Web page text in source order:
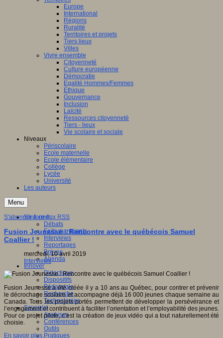
Europe
International
Régions
Ruralité
Territoires et projets
Tiers lieux
Villes
Vivre ensemble
Citoyenneté
Culture européenne
Démocratie
Egalité Hommes/Femmes
Ethique
Gouvernance
Inclusion
Laïcité
Ressources citoyenneté
Tiers - lieux
Vie scolaire et sociale
Niveaux
Périscolaire
Ecole maternelle
Ecole élémentaire
Collège
Lycée
Université
Les auteurs
Menu
S'informer
Débats
Faits marquants
Interviews
Reportages
Brèves
Agenda
Innover
Didactique
Dispositifs
Pédagogie
Recherche
Technologies
Savoir(s)
Analyses
Conférences
Outils
Pratiques
S'abonner à ce flux RSS
Fusion Jeunesse : Rencontre avec le québécois Samuel
Coallier !
mercredi, 10 avril 2019
Interviews
Fusion Jeunesse a été créée il y a 10 ans au Québec, pour contrer et prévenir
le décrochage scolaire et accompagne déjà 16 000 jeunes chaque semaine au
Canada. Tous les projets portés permettent de développer la persévérance et
l’engagement et contribuent à faciliter l’orientation et l’employabilité des jeunes.
Pour ce projet pilote, c’est la création de jeux vidéo qui a tout naturellement été
choisie.
En savoir plus...